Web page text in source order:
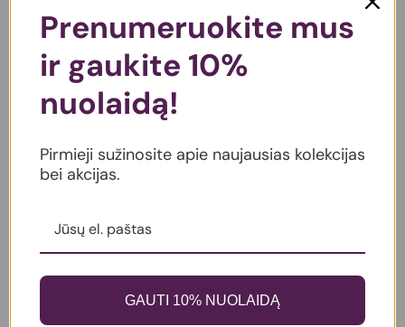
Prenumeruokite mus
ir gaukite 10%
nuolaidą!
Pirmieji sužinosite apie naujausias kolekcijas
bei akcijas.
GAUTI 10% NUOLAIDĄ